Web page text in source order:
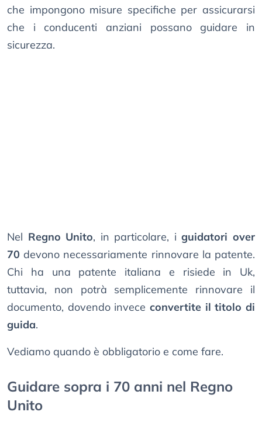
che impongono misure specifiche per assicurarsi
che i conducenti anziani possano guidare in
sicurezza.
Nel Regno Unito, in particolare, iguidatori over
70 devono necessariamente rinnovare la patente.
Chi ha una patente italiana e risiede in Uk,
tuttavia, non potrà semplicemente rinnovare il
documento, dovendo invece convertite il titolo di
guida.
Vediamo quando è obbligatorio e come fare.
Guidare sopra i 70 anni nel Regno
Unito